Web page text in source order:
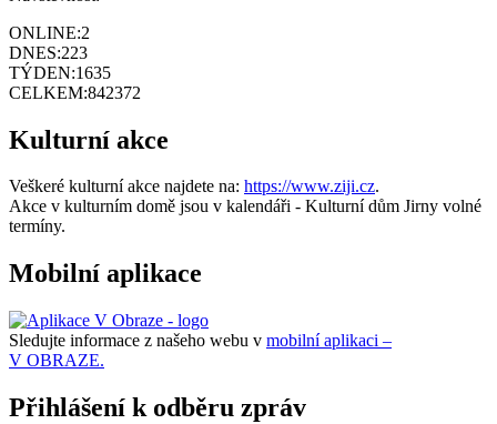
ONLINE:2
DNES:223
TÝDEN:1635
CELKEM:842372
Kulturní akce
Veškeré kulturní akce najdete na: https://www.ziji.cz.
Akce v kulturním domě jsou v kalendáři - Kulturní dům Jirny volné
termíny.
Mobilní aplikace
Sledujte informace z našeho webu v mobilní aplikaci –
V OBRAZE.
Přihlášení k odběru zpráv